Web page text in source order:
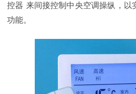
控器 来间接控制中央空调操纵，以
功能。